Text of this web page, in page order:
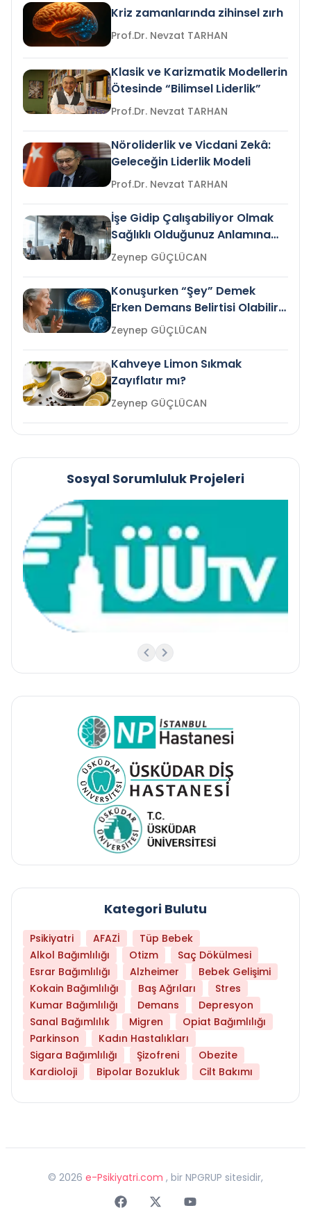
Kriz zamanlarında zihinsel zırh
Prof.Dr. Nevzat TARHAN
Klasik ve Karizmatik Modellerin
Ötesinde “Bilimsel Liderlik”
Prof.Dr. Nevzat TARHAN
Nöroliderlik ve Vicdani Zekâ:
Geleceğin Liderlik Modeli
Prof.Dr. Nevzat TARHAN
İşe Gidip Çalışabiliyor Olmak
Sağlıklı Olduğunuz Anlamına
Gelir mi?Zeynep GÜÇLÜCAN
Konuşurken “Şey” Demek
Erken Demans Belirtisi Olabilir
mi?
Zeynep GÜÇLÜCAN
Kahveye Limon Sıkmak
Zayıflatır mı?
Zeynep GÜÇLÜCAN
Sosyal Sorumluluk Projeleri
Kategori Bulutu
Psikiyatri AFAZİ
Tüp Bebek
Alkol Bağımlılığı
Otizm
Saç Dökülmesi
Esrar Bağımlılığı
Alzheimer
Bebek Gelişimi
Kokain Bağımlılığı
Baş Ağrıları
Stres
Kumar Bağımlılığı
Demans
Depresyon
Sanal Bağımlılık
Migren
Opiat Bağımlılığı
Parkinson
Kadın Hastalıkları
Sigara Bağımlılığı
Şizofreni
Obezite
Kardioloji
Bipolar Bozukluk Cilt Bakımı
© 2026 e-Psikiyatri.com , bir NPGRUP sitesidir,